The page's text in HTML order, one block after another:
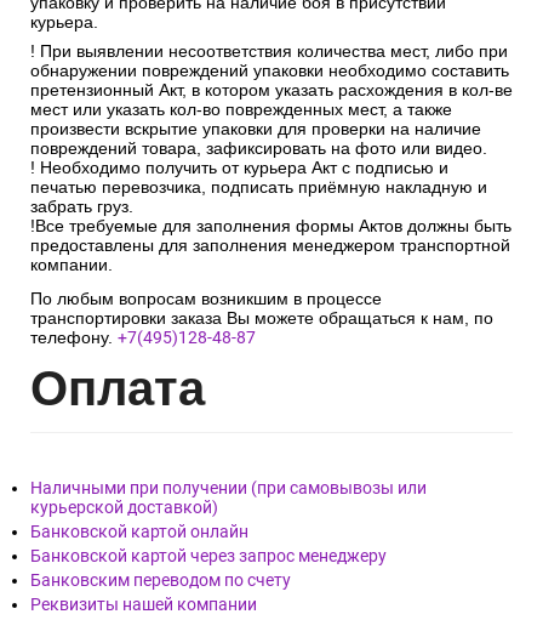
Количество мест в получаемом заказе должно
соответствовать количеству мест, указанных в транспортной
накладной.
После проверки упаковки, кол-ва мест, маркировочных
знаков и отсутствия претензий к перевозчику необходимо
расписаться в документах и получить заказ, вскрыть
упаковку и проверить на наличие боя в присутствии
курьера.
! При выявлении несоответствия количества мест, либо при
обнаружении повреждений упаковки необходимо составить
претензионный Акт, в котором указать расхождения в кол-ве
мест или указать кол-во поврежденных мест, а также
произвести вскрытие упаковки для проверки на наличие
! Необходимо получить от курьера Акт с подписью и
печатью перевозчика, подписать приёмную накладную и
забрать груз.
предоставлены для заполнения менеджером транспортной
компании.
Оплата